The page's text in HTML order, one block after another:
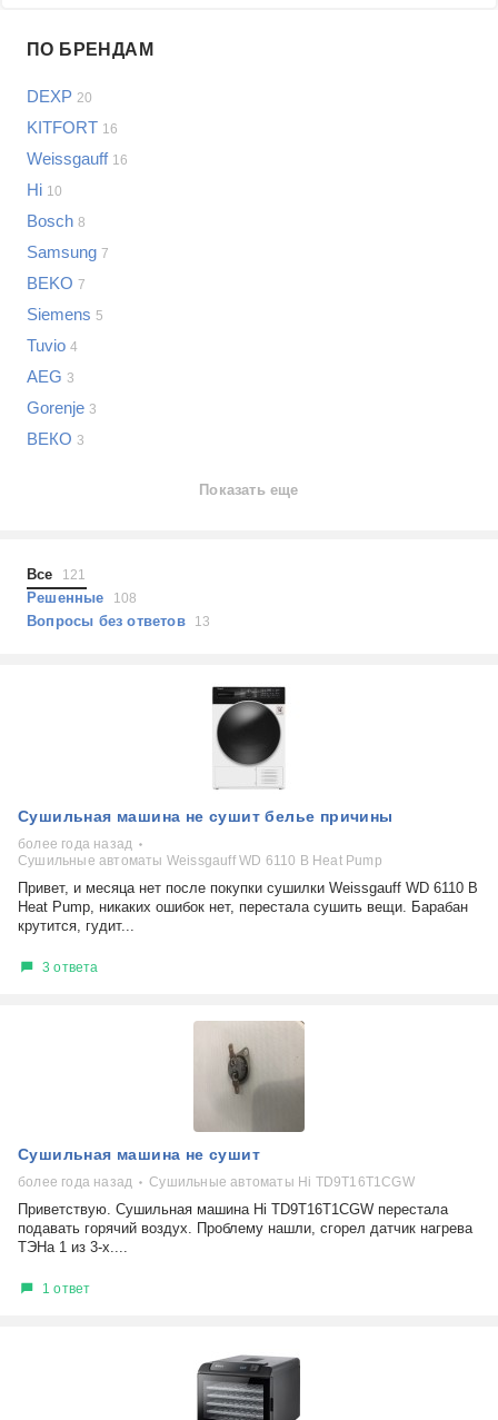
LG
Sony
Bosch
Asus
Lenovo
Indesit
JBL
Показать еще
Проблемы по категориям
Сотовые телефоны
Планшеты
Наушники
Выберите...
не включается
самопроизвольное выключение
выдает ошибку
плохо работает
решение проблемы
ПО БРЕНДАМ
DEXP 20
KITFORT 16
Weissgauff 16
Hi 10
Bosch 8
Samsung 7
BEKO 7
Siemens 5
Tuvio 4
AEG 3
Gorenje 3
ВЕКО 3
Показать еще
Все 121
Решенные 108
Вопросы без ответов 13
Сушильная машина не сушит белье причины
более года назад
Сушильные автоматы Weissgauff WD 6110 B Heat Pump
Привет, и месяца нет после покупки сушилки Weissgauff WD 6110 B
Heat Pump, никаких ошибок нет, перестала сушить вещи. Барабан
крутится, гудит...
3 ответа
Сушильная машина не сушит
более года назад Сушильные автоматы Hi TD9T16T1CGW
Приветствую. Сушильная машина Hi TD9T16T1CGW перестала
подавать горячий воздух. Проблему нашли, сгорел датчик нагрева
ТЭНа 1 из 3-х....
1 ответ